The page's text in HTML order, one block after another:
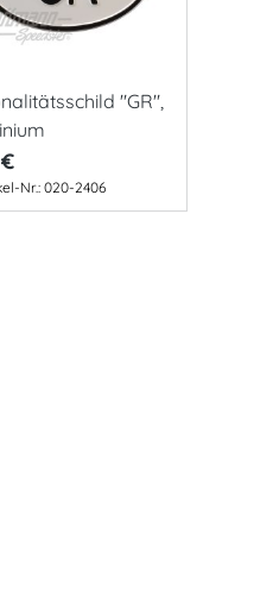
"GR",
Nr.: 020-2406